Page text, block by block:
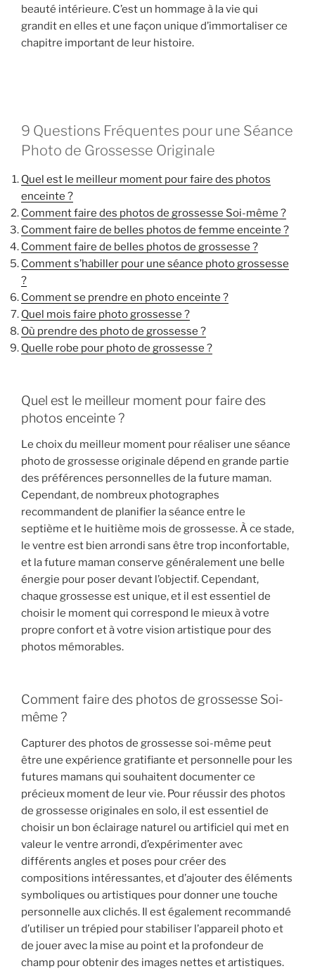
beauté intérieure. C’est un hommage à la vie qui
grandit en elles et une façon unique d’immortaliser ce
chapitre important de leur histoire.
9 Questions Fréquentes pour une Séance
Photo de Grossesse Originale
Quel est le meilleur moment pour faire des photos
enceinte ?
Comment faire des photos de grossesse Soi-même ?
Comment faire de belles photos de femme enceinte ?
Comment faire de belles photos de grossesse ?
Comment s’habiller pour une séance photo grossesse
?
Comment se prendre en photo enceinte ?
Quel mois faire photo grossesse ?
Où prendre des photo de grossesse ?
Quelle robe pour photo de grossesse ?
Quel est le meilleur moment pour faire des
photos enceinte ?
Le choix du meilleur moment pour réaliser une séance
photo de grossesse originale dépend en grande partie
des préférences personnelles de la future maman.
Cependant, de nombreux photographes
recommandent de planifier la séance entre le
septième et le huitième mois de grossesse. À ce stade,
le ventre est bien arrondi sans être trop inconfortable,
et la future maman conserve généralement une belle
énergie pour poser devant l’objectif. Cependant,
chaque grossesse est unique, et il est essentiel de
choisir le moment qui correspond le mieux à votre
propre confort et à votre vision artistique pour des
photos mémorables.
Comment faire des photos de grossesse Soi-
même ?
Capturer des photos de grossesse soi-même peut
être une expérience gratifiante et personnelle pour les
futures mamans qui souhaitent documenter ce
précieux moment de leur vie. Pour réussir des photos
de grossesse originales en solo, il est essentiel de
choisir un bon éclairage naturel ou artificiel qui met en
valeur le ventre arrondi, d’expérimenter avec
différents angles et poses pour créer des
compositions intéressantes, et d’ajouter des éléments
symboliques ou artistiques pour donner une touche
personnelle aux clichés. Il est également recommandé
d’utiliser un trépied pour stabiliser l’appareil photo et
de jouer avec la mise au point et la profondeur de
champ pour obtenir des images nettes et artistiques.